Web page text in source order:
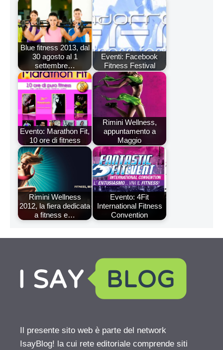
Blue fitness 2013, dal
30 agosto al 1
settembre…
Eventi: Facebook
Fitness Festival
Evento: Marathon Fit,
10 ore di fitness
Rimini Wellness,
appuntamento a
Maggio
Rimini Wellness
2012, la fiera dedicata
a fitness e…
Evento: 4Fit
International Fitness
Convention
Il presente sito web è parte del network
IsayBlog! la cui rete editoriale comprende siti